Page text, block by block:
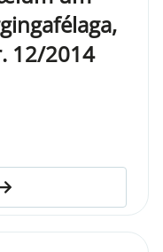
12/2014